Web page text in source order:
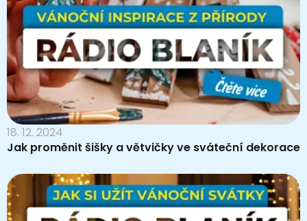
18. 12. 2024
Jak proměnit šišky a větvičky ve sváteční dekorace